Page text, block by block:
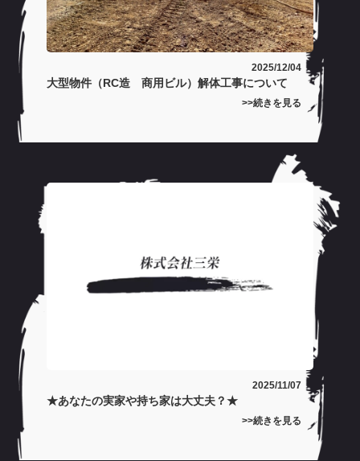
2025/12/04
大型物件（RC造 商用ビル）解体工事について
続きを見る
2025/11/07
★あなたの実家や持ち家は大丈夫？★
続きを見る